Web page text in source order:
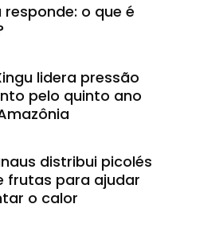
o que é
lidera pressão
pelo quinto ano
distribui picolés
frutas para ajudar
o calor